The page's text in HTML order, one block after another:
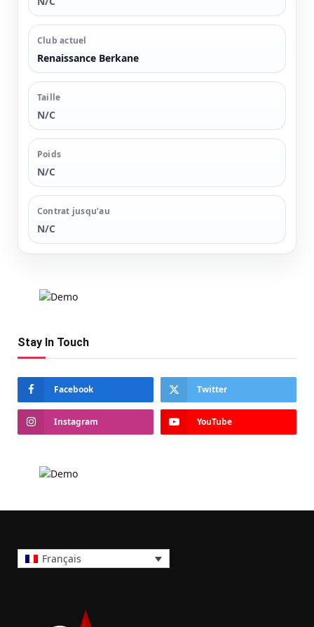
Club actuel
Renaissance Berkane
Taille
N/C
Poids
N/C
Contrat jusqu’au
N/C
Stay In Touch
Facebook Twitter
Instagram YouTube
Français